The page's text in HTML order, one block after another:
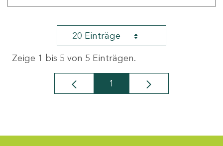
20 Einträge
Zeige 1 bis 5 von 5 Einträgen.
Seite
1